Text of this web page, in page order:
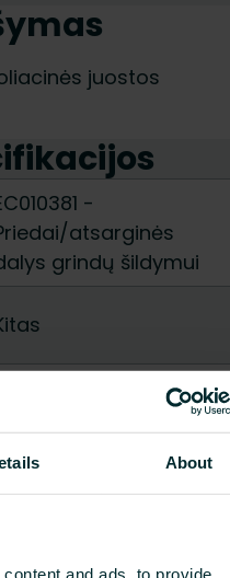
About
and ads, to provide
juostos
-
atsarginės
grindų šildymui
-100